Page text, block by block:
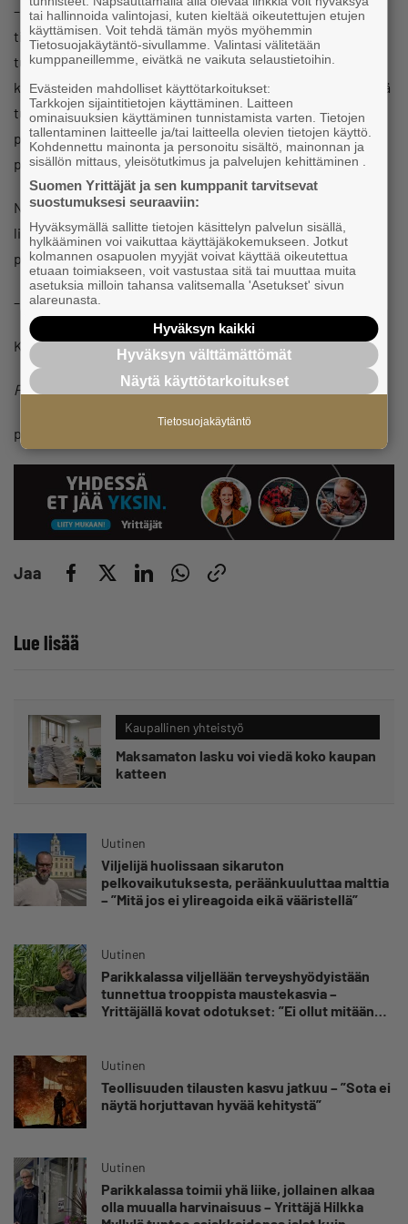
– Usein yrityksissä minimoidaan minimoidaan kulut, kun on
tiukka tilanne. Kun pitää olla vähintään 2000 euroa
tukikelpoisia kuluja, vaatimus voi olla osalle yrityksistä liian
kova. Voisi olla parempi, jos raja olisi 1000 euroa. Jos hylkyjä
tulee tämän kriteerin takia paljon niin kyseistä kriteeriä
pitää arvioida jatkossa, jotta kustannustuki toimisi
paremmin yksinyrittäjien kohdalla.
Nykyisen kustannustuen vaatimus 30 prosentin
liikevaihdon laskusta on Malisen mukaan myös asia, jota
pitää pohtia.
– Parempi vaatimus olisi jatkossa 20 prosenttia.
Kuva: Getty Images
Pauli Reinikainen
pauli.reinikainen (at) yrittajat.fi
Jaa
Lue lisää
Kaupallinen yhteistyö
Maksamaton lasku voi viedä koko kaupan
katteen
Uutinen
Viljelijä huolissaan sikaruton
pelkovaikutuksesta, peräänkuuluttaa malttia
– ”Mitä jos ei ylireagoida eikä vääristellä”
Uutinen
Parikkalassa viljellään terveyshyödyistään
tunnettua trooppista maustekasvia –
Yrittäjällä kovat odotukset: ”Ei ollut mitään
Uutinen
Teollisuuden tilausten kasvu jatkuu – ”Sota ei
näytä horjuttavan hyvää kehitystä”
Uutinen
Parikkalassa toimii yhä liike, jollainen alkaa
olla muualla harvinaisuus – Yrittäjä Hilkka
tai hallinnoida valintojasi, kuten kieltää oikeutettujen etujen
käyttämisen. Voit tehdä tämän myös myöhemmin
Tietosuojakäytäntö-sivullamme. Valintasi välitetään
kumppaneillemme, eivätkä ne vaikuta selaustietoihin.
Evästeiden mahdolliset käyttötarkoitukset:
Tarkkojen sijaintitietojen käyttäminen. Laitteen
ominaisuuksien käyttäminen tunnistamista varten. Tietojen
tallentaminen laitteelle ja/tai laitteella olevien tietojen käyttö.
Kohdennettu mainonta ja personoitu sisältö, mainonnan ja
sisällön mittaus, yleisötutkimus ja palvelujen kehittäminen .
Suomen Yrittäjät ja sen kumppanit tarvitsevat
suostumuksesi seuraaviin:
Hyväksymällä sallitte tietojen käsittelyn palvelun sisällä,
hylkääminen voi vaikuttaa käyttäjäkokemukseen. Jotkut
kolmannen osapuolen myyjät voivat käyttää oikeutettua
etuaan toimiakseen, voit vastustaa sitä tai muuttaa muita
asetuksia milloin tahansa valitsemalla 'Asetukset' sivun
alareunasta.
Hyväksyn kaikki
Hyväksyn välttämättömät
Näytä käyttötarkoitukset
Tietosuojakäytäntö